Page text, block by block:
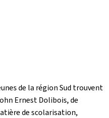
de la région Sud trouvent
Ernest Dolibois, de
de scolarisation,